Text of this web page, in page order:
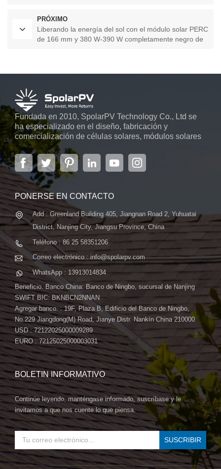
PRÓXIMO
Liberando la energía del sol con el módulo solar PERC
de 166 mm y 380 W-390 W completamente negro de
Fundada en 2010, SpolarPV Technology Co., Ltd se
ha especializado en el diseño, fabricación y
comercialización de células solares, módulos solares
y sistemas de energía solar. La empresa, ubicada en
la capital de la provincia de Jiangsu, Nanjing, con una
superficie de 6.000 m2, cuenta con sistemas
automáticos avanzados...
PONERSE EN CONTACTO
Add : Greenland Building 405, Jiangnan Road 2, Yuhuatai
District, Nanjing City, Jiangsu Province, China
Teléfono : 86 25 58351206
Correo electrónico : info@spolarpv.com
WhatsApp : 13913014834
Beneficio. Banco China: Banco de Ningbo, sucursal de Nanjing
SWIFT BIC: BKNBCN2NNAN
Agregar banco. : 19F, Plaza B, Edificio del Banco de Ningbo,
No.229 Jiangdong(M) Road, Jianye Distr. Nankín China 210000
USD : 72122025000009289
EURO : 72125025000003031
BOLETIN INFORMATIVO
Continúe leyendo, manténgase informado, suscríbase y le
invitamos a que nos cuente lo que piensa.